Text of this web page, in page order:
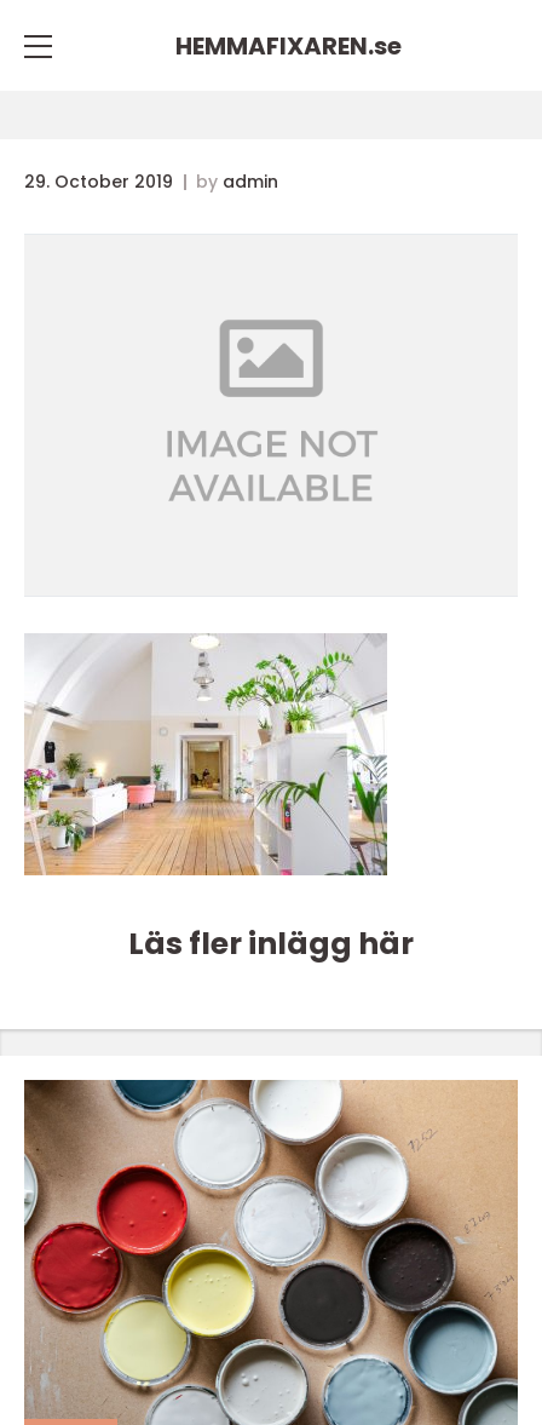
HEMMAFIXAREN.se
29. October 2019 by admin
Läs fler inlägg här